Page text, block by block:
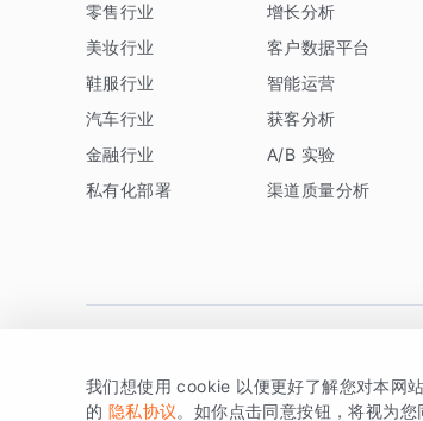
零售行业
美妆行业
鞋服行业
汽车行业
金融行业
私有化部署
增长分析
客户数据平台
智能运营
获客分析
A/B 实验
渠道质量分析
版权所有 © 北京易数科技有限公司SDK相关
我们想使用 cookie 以便更好了解您对本网
的 隐私协议。如你点击同意按钮，将视为您